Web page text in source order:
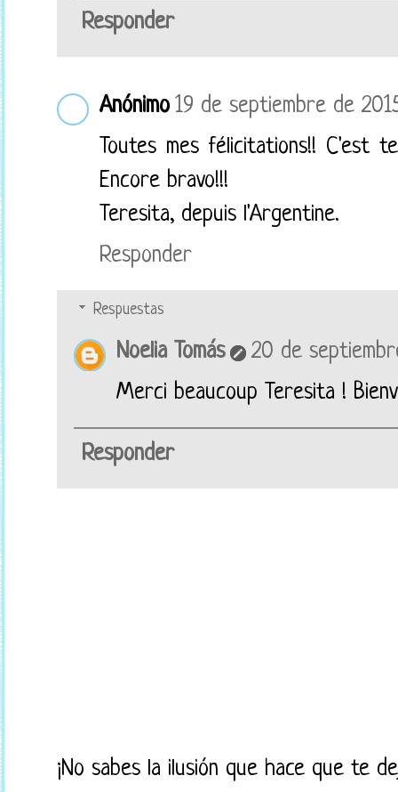
Responder
Anónimo 19 de septiembre de
Toutes mes félicitations!! C'est
Encore bravo!!!
Teresita, depuis l'Argentine.
Responder
Respuestas
Noelia Tomás
20 de
Merci beaucoup Teresita !
Responder
¡No sabes la ilusión que hace que te